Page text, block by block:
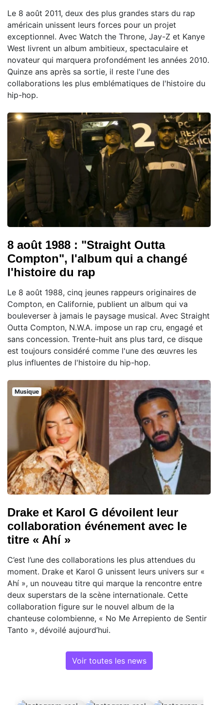
Le 8 août 2011, deux des plus grandes stars du rap
américain unissent leurs forces pour un projet
exceptionnel. Avec Watch the Throne, Jay-Z et Kanye
West livrent un album ambitieux, spectaculaire et
novateur qui marquera profondément les années 2010.
Quinze ans après sa sortie, il reste l'une des
collaborations les plus emblématiques de l'histoire du
hip-hop.
8 août 1988 : "Straight Outta
Compton", l'album qui a changé
l'histoire du rap
Le 8 août 1988, cinq jeunes rappeurs originaires de
Compton, en Californie, publient un album qui va
bouleverser à jamais le paysage musical. Avec Straight
Outta Compton, N.W.A. impose un rap cru, engagé et
sans concession. Trente-huit ans plus tard, ce disque
est toujours considéré comme l'une des œuvres les
plus influentes de l'histoire du hip-hop.
Musique
Drake et Karol G dévoilent leur
collaboration événement avec le
titre « Ahí »
C’est l’une des collaborations les plus attendues du
moment. Drake et Karol G unissent leurs univers sur «
Ahí », un nouveau titre qui marque la rencontre entre
deux superstars de la scène internationale. Cette
collaboration figure sur le nouvel album de la
chanteuse colombienne, « No Me Arrepiento de Sentir
Tanto », dévoilé aujourd’hui.
Voir toutes les news